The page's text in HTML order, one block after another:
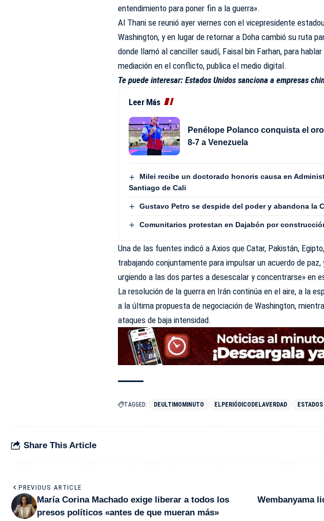
entendimiento para poner fin a la guerra».
Al Thani se reunió ayer viernes con el vicepresidente
Washington, y en lugar de retornar a Doha cambió su ruta
donde llamó al canciller saudí, Faisal bin Farhan, para
mediación en el conflicto, publica el medio digital.
Te puede interesar:Estados Unidos sanciona a empresas
Leer Más
Penélope Polanco conquista el
8-7 a Venezuela
Milei recibe un doctorado honoris causa en
Santiago de Cali
Gustavo Petro se despide del poder y abandona la
Comunitarios protestan en Dajabón por
Una de las fuentes indicó a Axios que Catar, Pakistán,
trabajando conjuntamente para impulsar un acuerdo de
urgiendo a las dos partes a desescalar y concentrarse» en
La resolución de la guerra en Irán continúa en el aire, a la
a la última propuesta de negociación de Washington,
ataques de baja intensidad.
TAGGED: DEULTIMOMINUTO ELPERIÓDICODELAVERDAD
Share This Article
PREVIOUS ARTICLE
María Corina Machado exige liberar a todos los
presos políticos «antes de que mueran más»
Wembanyama